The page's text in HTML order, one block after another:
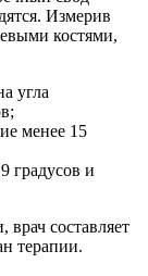
Измерив
костями,
угла
менее 15
градусов и
врач составляет
терапии.